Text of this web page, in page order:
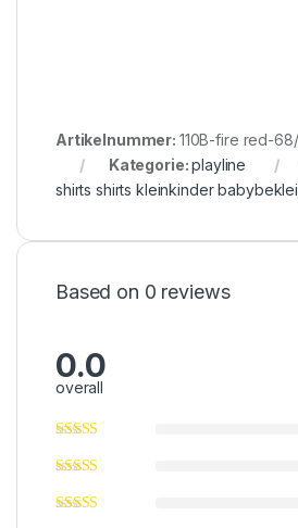
Artikelnummer: 110B-fire red-
Kategorie:playline
shirts shirts kleinkinder
Based on 0 reviews
0.0
overall